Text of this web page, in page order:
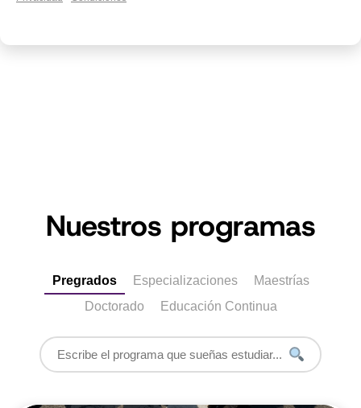
Nuestros programas
Pregrados Especializaciones
Maestrías
Doctorado
Educación Continua